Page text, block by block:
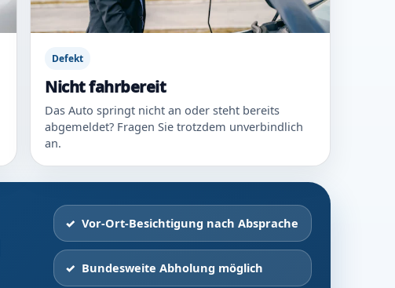
Defekt
Nicht fahrbereit
Das Auto springt nicht an oder steht bereits
abgemeldet? Fragen Sie trotzdem unverbindlich
an.
Vor-Ort-Besichtigung nach Absprache
Bundesweite Abholung möglich